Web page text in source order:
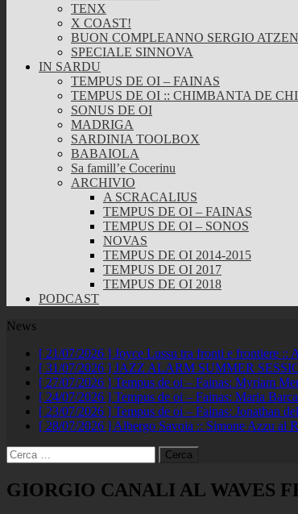
TENX
X COAST!
BUON COMPLEANNO SERGIO
SPECIALE SINNOVA
IN SARDU
TEMPUS DE OI – FAINAS
TEMPUS DE OI :: CHIMBANTA DE
SONUS DE OI
MADRIGA
SARDINIA TOOLBOX
BABAIOLA
Sa famill’e Cocerinu
ARCHIVIO
A SCRACALIUS
TEMPUS DE OI – FAINAS
TEMPUS DE OI – SONOS
NOVAS
TEMPUS DE OI 2014-2015
TEMPUS DE OI 2017
TEMPUS DE OI 2018
PODCAST
News
[ 21/07/2026 ] Joyce Lussu tra fronti e frontiere ::
[ 31/07/2026 ] JAZZ ALARM SUMMER
[ 27/07/2026 ] Tempus de oi – Fainas: Myriam
[ 24/07/2026 ] Tempus de oi – Fainas: Maria
[ 23/07/2026 ] Tempus de oi – Fainas: Jonathan
[ 28/07/2026 ] Albergo Savoia :: Simone Azzu al
Ricerca
per:
GIORGIO CANALI AL WAVES